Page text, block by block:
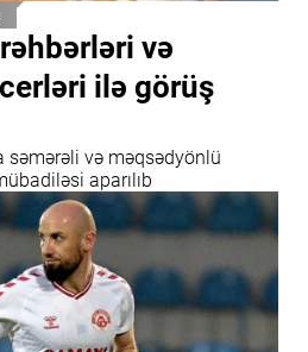
və
ilə görüş
səmərəli və məqsədyönlü
aparılıb